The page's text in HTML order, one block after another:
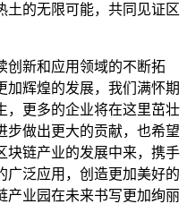
土的无限可能，共同见证区
创新和应用领域的不断拓
加辉煌的发展，我们满怀期
，更多的企业将在这里茁壮
步做出更大的贡献，也希望
块链产业的发展中来，携手
广泛应用，创造更加美好的
产业园在未来书写更加绚丽